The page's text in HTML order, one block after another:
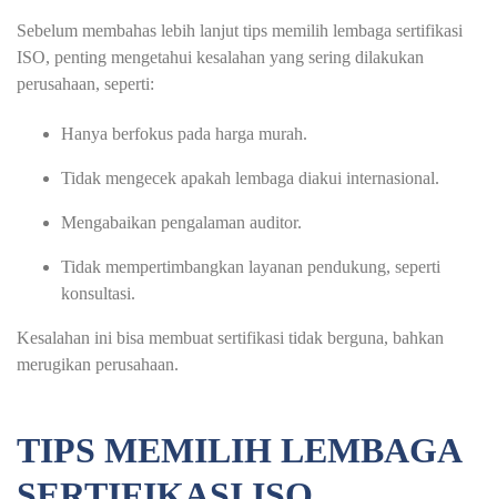
Sebelum membahas lebih lanjut tips memilih lembaga sertifikasi
ISO, penting mengetahui kesalahan yang sering dilakukan
perusahaan, seperti:
Hanya berfokus pada harga murah.
Tidak mengecek apakah lembaga diakui internasional.
Mengabaikan pengalaman auditor.
Tidak mempertimbangkan layanan pendukung, seperti
konsultasi.
Kesalahan ini bisa membuat sertifikasi tidak berguna, bahkan
merugikan perusahaan.
TIPS MEMILIH LEMBAGA